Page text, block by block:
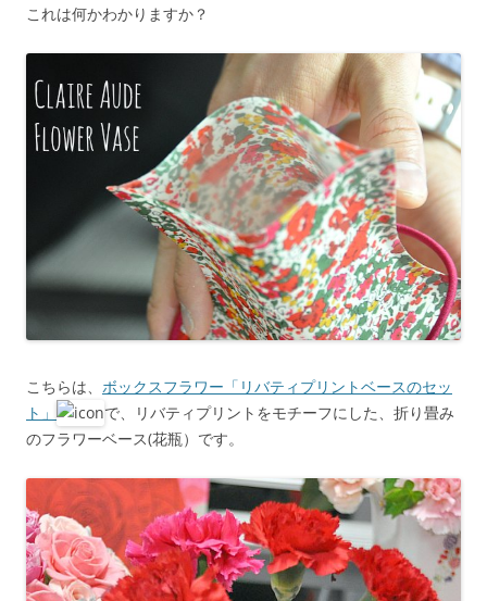
これは何かわかりますか？
こちらは、 ボックスフラワー「リバティプリントベースのセッ
ト」
で、リバティプリントをモチーフにした、折り畳み
のフラワーベース(花瓶）です。